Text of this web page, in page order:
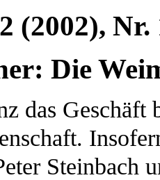
(2002), Nr.
Die
das
Steinbach